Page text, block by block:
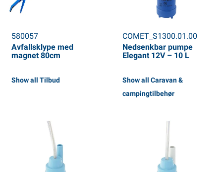
580057
Avfallsklype med
magnet 80cm
Show all Tilbud
COMET_S1300.01.00
Nedsenkbar pumpe
Elegant 12V – 10 L
Show all Caravan &
campingtilbehør